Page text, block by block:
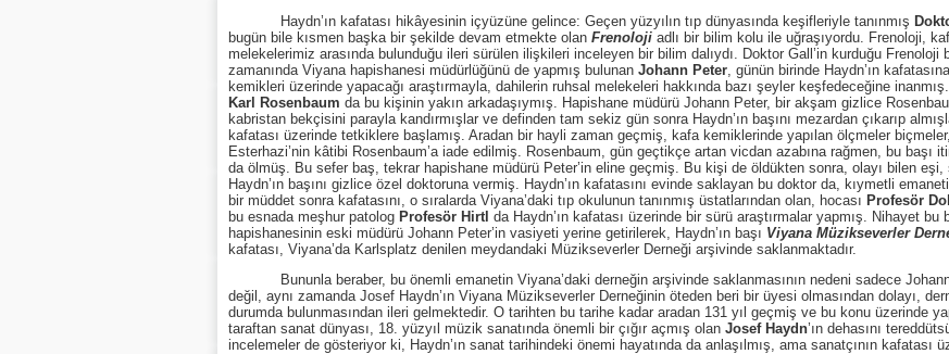
Haydn’ın kafatası hikâyesinin içyüzüne gelince: Geçen yüzyılın tıp dünyasında keşifleriyle tanınmış
bugün bile kısmen başka bir şekilde devam etmekte olan Frenoloji adlı bir bilim kolu ile uğraşıyordu. Frenoloji,
melekelerimiz arasında bulunduğu ileri sürülen ilişkileri inceleyen bir bilim dalıydı. Doktor Gall’in kurduğu
zamanında Viyana hapishanesi müdürlüğünü de yapmış bulunan Johann Peter, günün birinde Haydn’ın
kemikleri üzerinde yapacağı araştırmayla, dahilerin ruhsal melekeleri hakkında bazı şeyler keşfedeceğine
Karl Rosenbaum da bu kişinin yakın arkadaşıymış. Hapishane müdürü Johann Peter, bir akşam gizlice
kabristan bekçisini parayla kandırmışlar ve definden tam sekiz gün sonra Haydn’ın başını mezardan çıkarıp
kafatası üzerinde tetkiklere başlamış. Aradan bir hayli zaman geçmiş, kafa kemiklerinde yapılan ölçmeler
Esterhazi’nin kâtibi Rosenbaum’a iade edilmiş. Rosenbaum, gün geçtikçe artan vicdan azabına rağmen, bu başı
da ölmüş. Bu sefer baş, tekrar hapishane müdürü Peter’in eline geçmiş. Bu kişi de öldükten sonra, olayı bilen
Haydn’ın başını gizlice özel doktoruna vermiş. Haydn’ın kafatasını evinde saklayan bu doktor da, kıymetli
bir müddet sonra kafatasını, o sıralarda Viyana’daki tıp okulunun tanınmış üstatlarından olan, hocası Profesör
bu esnada meşhur patolog Profesör Hirtl da Haydn’ın kafatası üzerinde bir sürü araştırmalar yapmış. Nihayet
hapishanesinin eski müdürü Johann Peter’in vasiyeti yerine getirilerek, Haydn’ın başı Viyana Müzikseverler
kafatası, Viyana’da Karlsplatz denilen meydandaki Müzikseverler Derneği arşivinde saklanmaktadır.
Bununla beraber, bu önemli emanetin Viyana’daki derneğin arşivinde saklanmasının nedeni sadece
değil, aynı zamanda Josef Haydn’ın Viyana Müzikseverler Derneğinin öteden beri bir üyesi olmasından dolayı,
durumda bulunmasından ileri gelmektedir. O tarihten bu tarihe kadar aradan 131 yıl geçmiş ve bu konu üzerinde
taraftan sanat dünyası, 18. yüzyıl müzik sanatında önemli bir çığır açmış olan Josef Haydn’ın dehasını
incelemeler de gösteriyor ki, Haydn’ın sanat tarihindeki önemi hayatında da anlaşılmış, ama sanatçının kafatası